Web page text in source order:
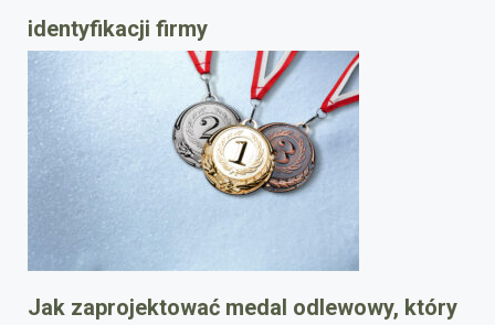
identyfikacji firmy
Jak zaprojektować medal odlewowy, który